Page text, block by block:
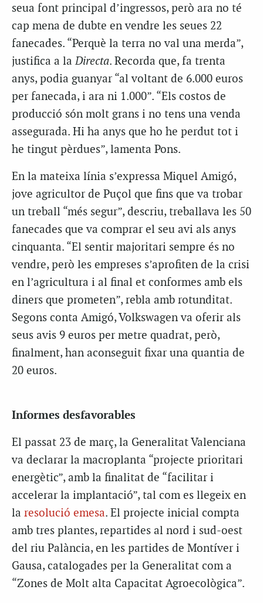
seua font principal d’ingressos, però ara no té
cap mena de dubte en vendre les seues 22
fanecades. “Perquè la terra no val una merda”,
justifica a laDirecta. Recorda que, fa trenta
anys, podia guanyar “al voltant de 6.000 euros
per fanecada, i ara ni 1.000”. “Els costos de
producció són molt grans i no tens una venda
assegurada. Hi ha anys que ho he perdut tot i
he tingut pèrdues”, lamenta Pons.
En la mateixa línia s’expressa Miquel Amigó,
jove agricultor de Puçol que fins que va trobar
un treball “més segur”, descriu, treballava les 50
fanecades que va comprar el seu avi als anys
cinquanta. “El sentir majoritari sempre és no
vendre, però les empreses s’aprofiten de la crisi
en l’agricultura i al final et conformes amb els
diners que prometen”, rebla amb rotunditat.
Segons conta Amigó, Volkswagen va oferir als
seus avis 9 euros per metre quadrat, però,
finalment, han aconseguit fixar una quantia de
20 euros.
Informes desfavorables
El passat 23 de març, la Generalitat Valenciana
va declarar la macroplanta “projecte prioritari
energètic”, amb la finalitat de “facilitar i
accelerar la implantació”, tal com es llegeix en
la resolució emesa. El projecte inicial compta
amb tres plantes, repartides al nord i sud-oest
del riu Palància, en les partides de Montíver i
Gausa, catalogades per la Generalitat com a
“Zones de Molt alta Capacitat Agroecològica”.